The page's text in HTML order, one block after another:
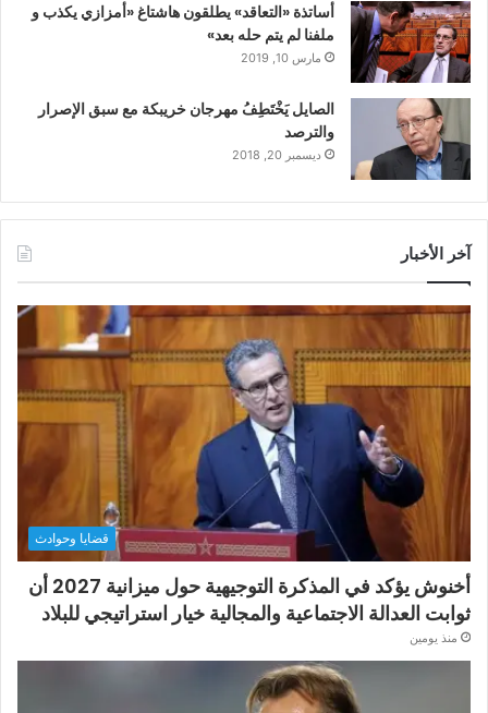
أساتذة «التعاقد» يطلقون هاشتاغ «أمزازي يكذب و
ملفنا لم يتم حله بعد»
مارس 10, 2019
الصايل يَخْتَطِفُ مهرجان خريبكة مع سبق الإصرار
والترصد
ديسمبر 20, 2018
آخر الأخبار
قضايا وحوادث
أخنوش يؤكد في المذكرة التوجيهية حول ميزانية 2027 أن
ثوابت العدالة الاجتماعية والمجالية خيار استراتيجي للبلاد
منذ يومين